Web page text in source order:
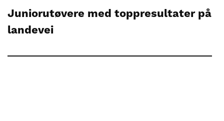
Juniorutøvere med toppresultater på
landevei